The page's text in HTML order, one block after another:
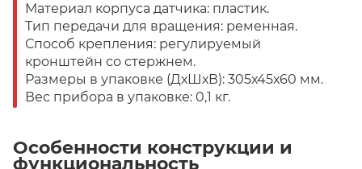
Материал корпуса датчика: пластик.
Тип передачи для вращения: ременная.
Способ крепления: регулируемый
кронштейн со стержнем.
Размеры в упаковке (ДхШхВ): 305х45х60 мм.
Вес прибора в упаковке: 0,1 кг.
Особенности конструкции и
функциональность